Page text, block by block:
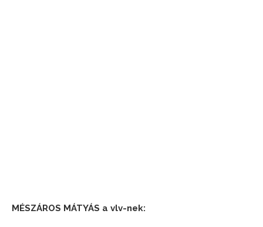
MÉSZÁROS MÁTYÁS a vlv-nek: